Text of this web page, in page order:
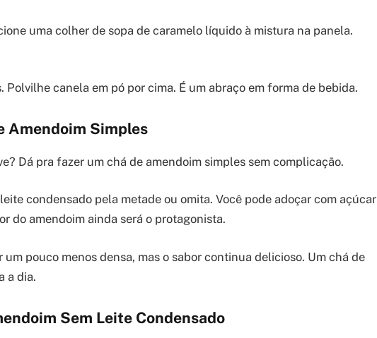
uma colher de sopa de caramelo líquido à mistura na panela.
Polvilhe canela em pó por cima. É um abraço em forma de bebida.
Amendoim Simples
Dá pra fazer um chá de amendoim simples sem complicação.
condensado pela metade ou omita. Você pode adoçar com açúcar
do amendoim ainda será o protagonista.
pouco menos densa, mas o sabor continua delicioso. Um chá de
a dia.
Sem Leite Condensado